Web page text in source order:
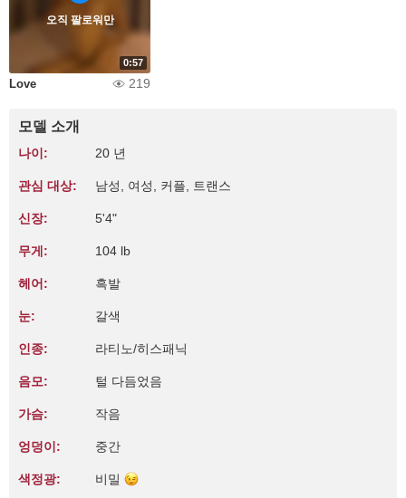
0:57
오직 팔로워만
Love 219
모델 소개
나이: 20 년
관심 대상: 남성, 여성, 커플, 트랜스
신장: 5'4"
무게: 104 lb
헤어: 흑발
눈: 갈색
인종: 라티노/히스패닉
음모: 털 다듬었음
가슴: 작음
엉덩이: 중간
색정광: 비밀